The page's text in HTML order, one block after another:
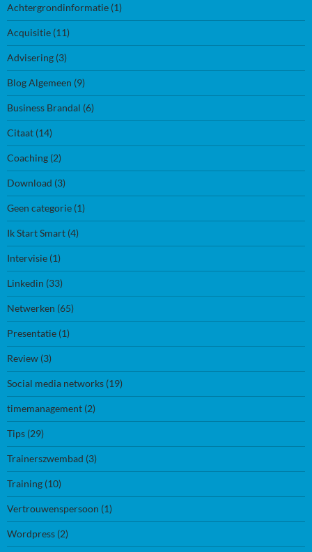
Achtergrondinformatie (1)
Acquisitie (11)
Advisering (3)
Blog Algemeen (9)
Business Brandal (6)
Citaat (14)
Coaching (2)
Download (3)
Geen categorie (1)
Ik Start Smart (4)
Intervisie (1)
Linkedin (33)
Netwerken (65)
Presentatie (1)
Review (3)
Social media networks (19)
timemanagement (2)
Tips (29)
Trainerszwembad (3)
Training (10)
Vertrouwenspersoon (1)
Wordpress (2)